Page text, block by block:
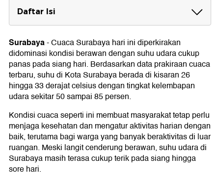
Daftar Isi
Prakiraan Cuaca Surabaya Hari Ini
Suhu Panas Masih Mendominasi Surabaya
Kelembapan Udara Surabaya Hari Ini
Aktivitas yang Cocok Saat Cuaca Berawan
Tips Menjaga Kondisi Tubuh
Surabaya-Cuaca Surabaya hari ini diperkirakan
didominasi kondisi berawan dengan suhu udara cukup
panas pada siang hari. Berdasarkan data prakiraan cuaca
terbaru, suhu di Kota Surabaya berada di kisaran 26
hingga 33 derajat celsius dengan tingkat kelembapan
udara sekitar 50 sampai 85 persen.
Kondisi cuaca seperti ini membuat masyarakat tetap perlu
menjaga kesehatan dan mengatur aktivitas harian dengan
baik, terutama bagi warga yang banyak beraktivitas di luar
ruangan. Meski langit cenderung berawan, suhu udara di
Surabaya masih terasa cukup terik pada siang hingga
sore hari.